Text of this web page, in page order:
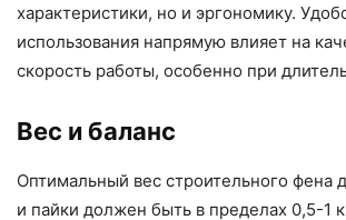
характеристики, но и эргономику.
использования напрямую влияет на
скорость работы, особенно при
Вес и баланс
Оптимальный вес строительного фена
и пайки должен быть в пределах 0,5-1